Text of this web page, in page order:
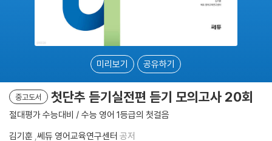
미리보기 공유하기
중고도서 첫단추 듣기실전편 듣기 모의고사 20회
절대평가 수능대비 / 수능 영어 1등급의 첫걸음
김기훈 ,쎄듀 영어교육연구센터 공저